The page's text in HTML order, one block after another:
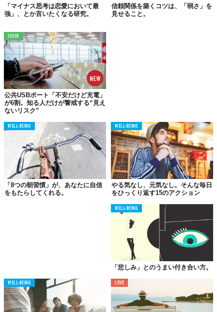
紙に書き出したあとは、それらにそっと別れを告げましょう。ネ
ガティブなことを考えてしまうのは、本来「自己防衛」のためな
楽しくなくなってしまったら、本末転倒ですよね。
息苦しくなってしまうくらいのネガティブな思考からは、そっと
離れていきましょう。
04.
自分がハッピーになれる
ルーティーンを作る
ネガティブな思考は、追い出そうとしてもしぶとく残り続けてし
まう…。そんなときは、 ポジティブなエネルギーを自分に与えて
くれるものを探してみましょう。
アップテンポな音楽を聴いたり、日記を書いたり、ペットと過ご
したり。自分に合ったぴったりなものを見つけてみてください。
ポジティブで
自分をいっぱいにする
「マイナス思考は恋愛において最
強」、とか言いたくなる研究。
信頼関係を築くコツは、「弱さ」を
見せること。
ISSUE
公共USBポート「不安だけど充電」
が6割。知る人だけが警戒する“見え
ないリスク”
WELL-BEING
「8つの朝習慣」が、あなたに自信
をもたらしてくれる。
WELL-BEING
やる気なし、元気なし。そんな毎日
をひっくり返す15のアクション
WELL-BEING
「悲しみ」とのうまい付き合い方。
WELL-BEING LOVE